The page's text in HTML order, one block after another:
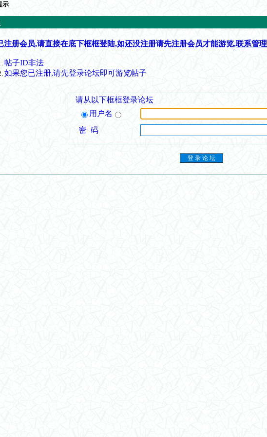
示
注册会员,请直接在底下框框登陆,如还没注册请先注册会员才能游览,联系管理
帖子ID非法
如果您已注册,请先登录论坛即可游览帖子
请从以下框框登录论坛
用户名
密 码